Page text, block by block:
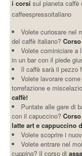
i corsi sul pianeta caffè
caffeespressoitaliano
Volete curiosare nel
del caffè italiano?
Volete cominiciare a
in un bar con il piede
Il caffè sarà il pezzo
Volete lavorare
torrefazione e
caffè!
Puntate alle gare di
con il capuccino?Corso
latte art e cappuccino
Volete scoprire i
Volete entrare nel
cupping? Il corso di